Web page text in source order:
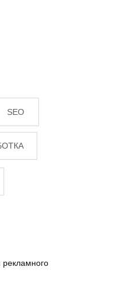
SEO